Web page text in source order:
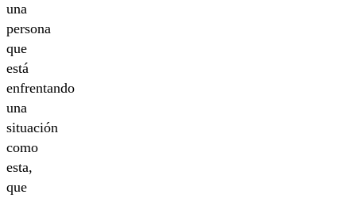
una
persona
que
está
enfrentando
una
situación
como
esta,
que